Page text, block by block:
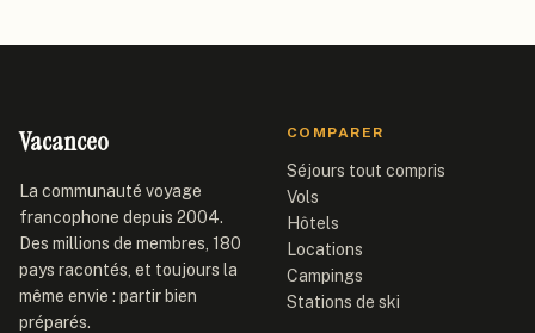
Vacanceo
La communauté voyage
francophone depuis 2004.
Des millions de membres, 180
pays racontés, et toujours la
même envie : partir bien
préparés.
COMPARER
Séjours tout compris
Vols
Hôtels
Locations
Campings
Stations de ski